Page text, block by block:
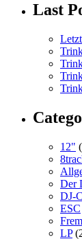
Last
12"
Der
DJ-
ESC
LP